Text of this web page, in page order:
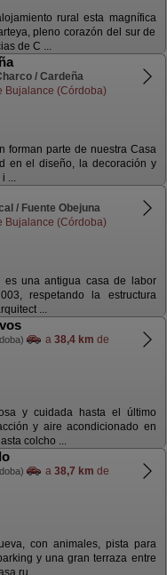
rural esta magnífica
pleno corazón del sur de
de C ...
/ Cardeña
Bujalance (Córdoba)
forman parte de nuestra Casa
en el diseño, la decoración y
...
/ Fuente Obejuna
Bujalance (Córdoba)
es una antigua casa de labor
respetando la estructura
...
a 38,4 km de
y cuidada hasta el último
y aire acondicionado en
colcho ...
a 38,7 km de
con animales, pista para
y una gran terraza entre